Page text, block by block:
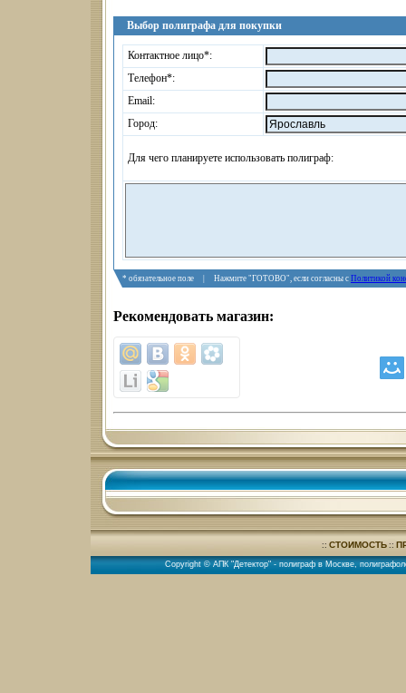
Выбор полиграфа для покупки
Контактное лицо*:
Телефон*:
Email:
Город:
Для чего планируете использовать полиграф:
* обязательное поле | Нажмите "ГОТОВО", если согласны с Политикой
Рекомендовать магазин:
:: СТОИМОСТЬ::
Copyright © АПК "Детектор" - полиграф в Москве,